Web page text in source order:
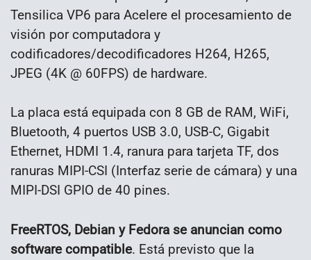
Tensilica VP6 para Acelere el procesamiento de
visión por computadora y
codificadores/decodificadores H264, H265,
JPEG (4K @ 60FPS) de hardware.
La placa está equipada con 8 GB de RAM, WiFi,
Bluetooth, 4 puertos USB 3.0, USB-C, Gigabit
Ethernet, HDMI 1.4, ranura para tarjeta TF, dos
ranuras MIPI-CSI (Interfaz serie de cámara) y una
MIPI-DSI GPIO de 40 pines.
FreeRTOS, Debian y Fedora se anuncian como
software compatible. Está previsto que la